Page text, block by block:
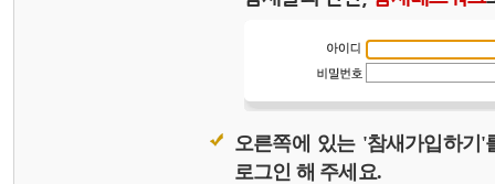
오른쪽에 있는 '참새가입하기
로그인 해 주세요.